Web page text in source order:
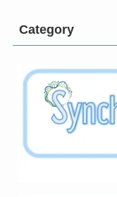
Category